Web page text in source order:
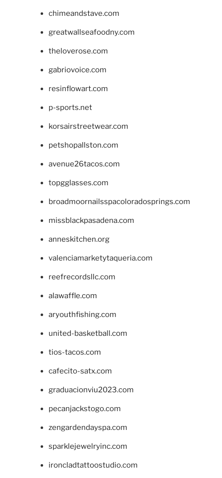
chimeandstave.com
greatwallseafoodny.com
theloverose.com
gabriovoice.com
resinflowart.com
p-sports.net
korsairstreetwear.com
petshopallston.com
avenue26tacos.com
topgglasses.com
broadmoornailsspacoloradosprings.com
missblackpasadena.com
anneskitchen.org
valenciamarketytaqueria.com
reefrecordsllc.com
alawaffle.com
aryouthfishing.com
united-basketball.com
tios-tacos.com
cafecito-satx.com
graduacionviu2023.com
pecanjackstogo.com
zengardendayspa.com
sparklejewelryinc.com
ironcladtattoostudio.com